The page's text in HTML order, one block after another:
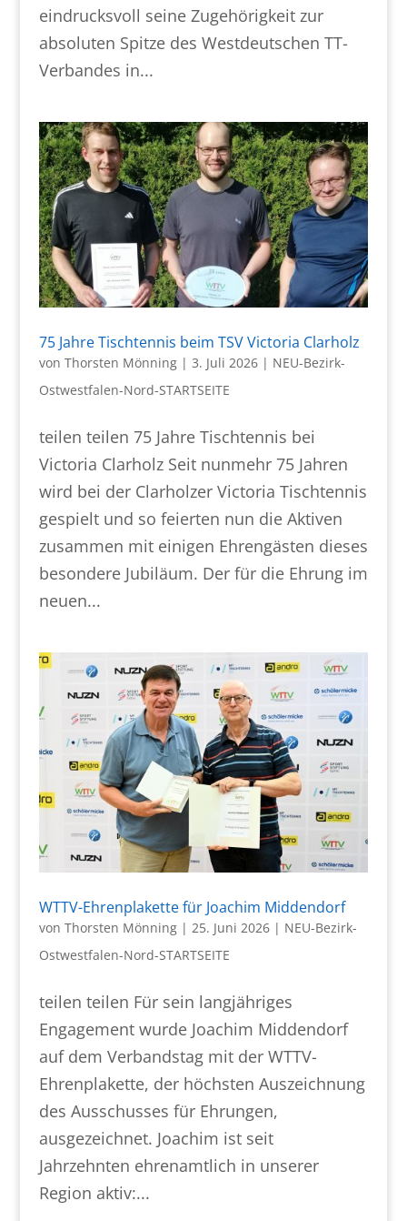
eindrucksvoll seine Zugehörigkeit zur
absoluten Spitze des Westdeutschen TT-
Verbandes in...
75 Jahre Tischtennis beim TSV Victoria Clarholz
von Thorsten Mönning| 3. Juli 2026| NEU-Bezirk-
Ostwestfalen-Nord-STARTSEITE
teilen teilen 75 Jahre Tischtennis bei
Victoria Clarholz Seit nunmehr 75 Jahren
wird bei der Clarholzer Victoria Tischtennis
gespielt und so feierten nun die Aktiven
zusammen mit einigen Ehrengästen dieses
besondere Jubiläum. Der für die Ehrung im
neuen...
WTTV-Ehrenplakette für Joachim Middendorf
von Thorsten Mönning| 25. Juni 2026| NEU-Bezirk-
Ostwestfalen-Nord-STARTSEITE
teilen teilen Für sein langjähriges
Engagement wurde Joachim Middendorf
auf dem Verbandstag mit der WTTV-
Ehrenplakette, der höchsten Auszeichnung
des Ausschusses für Ehrungen,
ausgezeichnet. Joachim ist seit
Jahrzehnten ehrenamtlich in unserer
Region aktiv:...